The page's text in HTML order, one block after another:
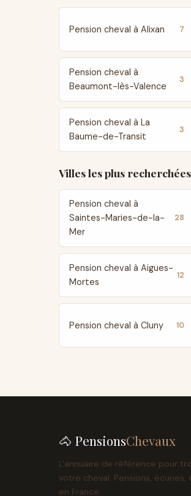
Pension cheval à Alixan 7
Pension cheval à
Beaumont-lès-Valence
3
Pension cheval à La
Baume-de-Transit
3
Villes les plus
Pension cheval à
Saintes-Maries-de-la-
Mer
28
Pension cheval à Aigues-
Mortes
12
Pension cheval à Cluny 10
🐴 PensionsChevaux
L'annuaire de référence pour
votre cheval. Pensions,
en France.